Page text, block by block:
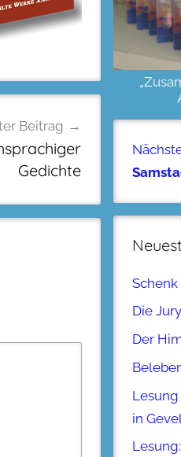
Beitrag
Gedichte
Die
Der
in